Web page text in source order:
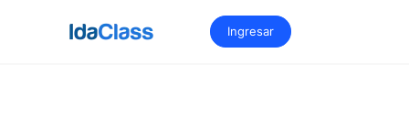
Ingresar